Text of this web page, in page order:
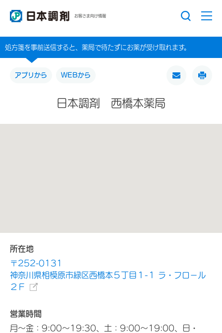
お客さま向け情報
処方箋を事前送信すると、薬局で待たずにお薬が受け取れます。
アプリから WEBから
日本調剤 西橋本薬局
所在地
〒252-0131
神奈川県相模原市緑区西橋本５丁目１-１ ラ・フロ－ル
２Ｆ
営業時間
月～金：9:00～19:30、土：9:00～19:00、日・